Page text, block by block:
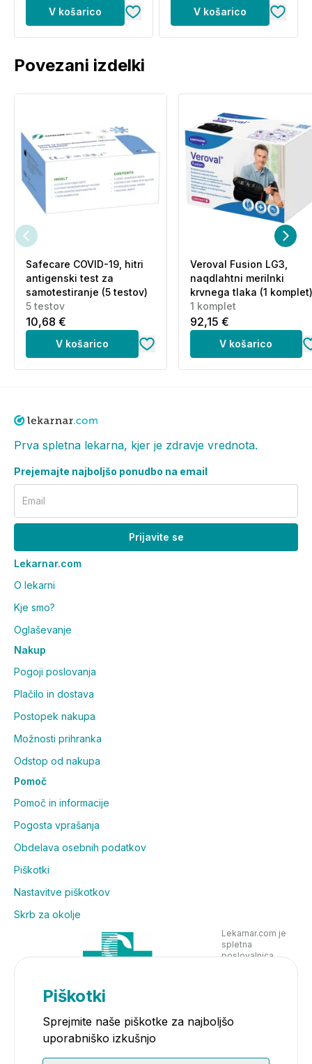
V košarico V košarico
Povezani izdelki
Safecare COVID-19, hitri
antigenski test za
samotestiranje (5 testov)
5 testov
10,68 €
V košarico
Veroval Fusion LG3,
naqdlahtni merilnki
krvnega tlaka (1 komplet)
1 komplet
92,15 €
V košarico
Prva spletna lekarna, kjer je zdravje vrednota.
Prejemajte najboljšo ponudbo na email
Email
Prijavite se
Lekarnar.com
O lekarni
Kje smo?
Oglaševanje
Nakup
Pogoji poslovanja
Plačilo in dostava
Postopek nakupa
Možnosti prihranka
Odstop od nakupa
Pomoč
Pomoč in informacije
Pogosta vprašanja
Obdelava osebnih podatkov
Piškotki
Nastavitve piškotkov
Skrb za okolje
Lekarnar.com je
spletna
poslovalnica
Piškotki
Sprejmite naše piškotke za najboljšo
uporabniško izkušnjo